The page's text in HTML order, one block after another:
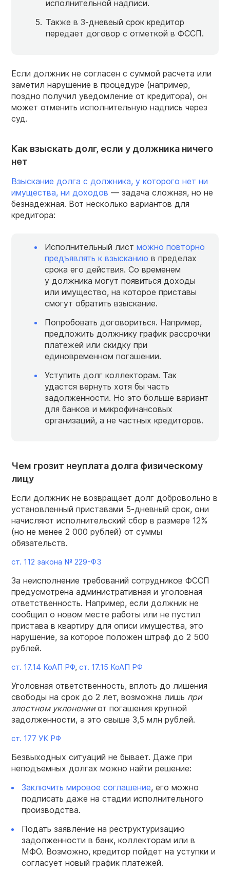
исполнительной надписи.
Также в 3-дневеый срок кредитор
передает договор с отметкой в ФССП.
Если должник не согласен с суммой расчета или
заметил нарушение в процедуре (например,
поздно получил уведомление от кредитора), он
может отменить исполнительную надпись через
суд.
Как взыскать долг, если у должника ничего
нет
Взыскание долга с должника, у которого нет ни
имущества, ни доходов — задача сложная, но не
безнадежная. Вот несколько вариантов для
кредитора:
Исполнительный лист можно повторно
предъявлять к взысканию в пределах
срока его действия. Со временем
у должника могут появиться доходы
или имущество, на которое приставы
смогут обратить взыскание.
Попробовать договориться. Например,
предложить должнику график рассрочки
платежей или скидку при
единовременном погашении.
Уступить долг коллекторам. Так
удастся вернуть хотя бы часть
задолженности. Но это больше вариант
для банков и микрофинансовых
организаций, а не частных кредиторов.
Чем грозит неуплата долга физическому
лицу
Если должник не возвращает долг добровольно в
установленный приставами 5-дневный срок, они
начисляют исполнительский сбор в размере 12%
(но не менее 2 000 рублей) от суммы
обязательств.
ст. 112 закона № 229-ФЗ
За неисполнение требований сотрудников ФССП
предусмотрена административная и уголовная
ответственность. Например, если должник не
сообщил о новом месте работы или не пустил
пристава в квартиру для описи имущества, это
нарушение, за которое положен штраф до 2 500
рублей.
ст. 17.14 КоАП РФ, ст. 17.15 КоАП РФ
Уголовная ответственность, вплоть до лишения
свободы на срок до 2 лет, возможна лишь при
злостном уклоненииот погашения крупной
задолженности, а это свыше 3,5 млн рублей.
ст. 177 УК РФ
Безвыходных ситуаций не бывает. Даже при
неподъемных долгах можно найти решение:
Заключить мировое соглашение, его можно
подписать даже на стадии исполнительного
производства.
Подать заявление на реструктуризацию
задолженности в банк, коллекторам или в
МФО. Возможно, кредитор пойдет на уступки и
согласует новый график платежей.